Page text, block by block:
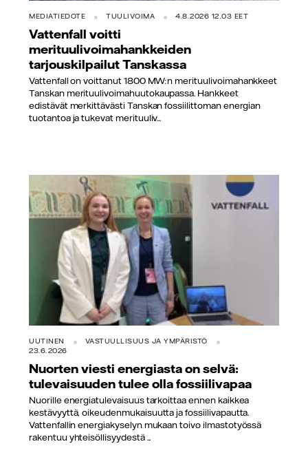
MEDIATIEDOTE TUULIVOIMA 4.8.2026 12.03 EET
Vattenfall voitti
merituulivoimahankkeiden
tarjouskilpailut Tanskassa
Vattenfall on voittanut 1800 MW:n merituulivoimahankkeet
Tanskan merituulivoimahuutokaupassa. Hankkeet
edistävät merkittävästi Tanskan fossiilittoman energian
tuotantoa ja tukevat merituuliv...
UUTINEN
VASTUULLISUUS JA YMPÄRISTÖ
23.6.2026
Nuorten viesti energiasta on selvä:
tulevaisuuden tulee olla fossiilivapaa
Nuorille energiatulevaisuus tarkoittaa ennen kaikkea
kestävyyttä, oikeudenmukaisuutta ja fossiilivapautta.
Vattenfallin energiakyselyn mukaan toivo ilmastotyössä
rakentuu yhteisöllisyydestä ...